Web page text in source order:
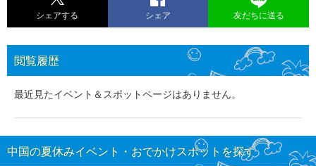
シェアする シェア 友だちに送る
閲覧履歴
最近見たイベント＆スポットページはありません。
中国の夏休みイベント・おでかけスポットを探す